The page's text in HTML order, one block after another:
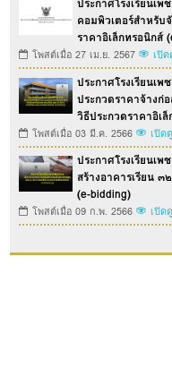
ประกาศโรงเรียนเ
คอมพิวเตอร์สำหรับ
ราคาอิเล็กทรอนิกส์
โพสต์เมื่อ 27 เม.ย. 2567 เปิ
ประกาศโรงเรียนเ
ประกวดราคาจ้างก่
วิธีประกวดราคาอิเ
โพสต์เมื่อ 03 มี.ค. 2566 เปิด
ประกาศโรงเรียนเ
สร้างอาคารเรียน
(e-bidding)
โพสต์เมื่อ 09 ก.พ. 2566 เปิด